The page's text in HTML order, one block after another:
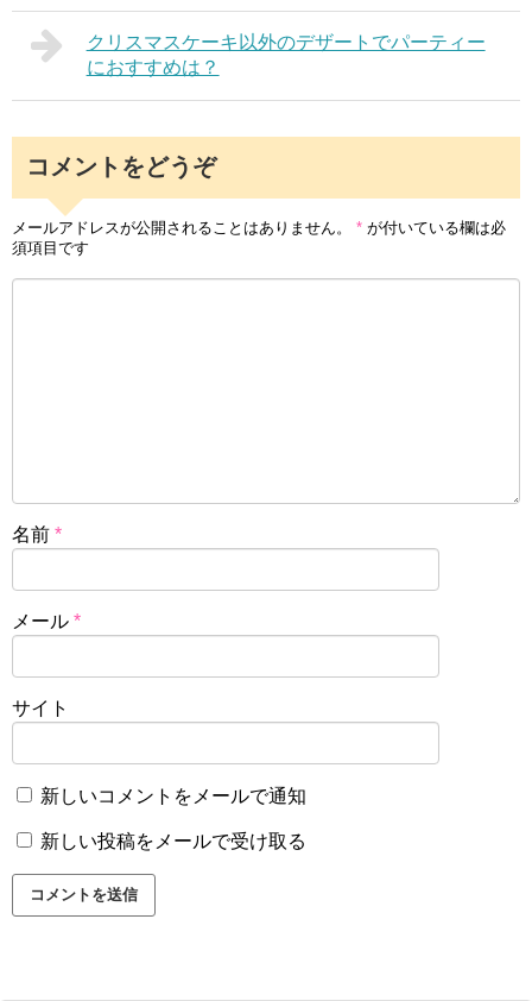
クリスマスケーキ以外のデザートでパーティー
におすすめは？
コメントをどうぞ
メールアドレスが公開されることはありません。 * が付いている欄は必
須項目です
名前 *
メール *
サイト
新しいコメントをメールで通知
新しい投稿をメールで受け取る